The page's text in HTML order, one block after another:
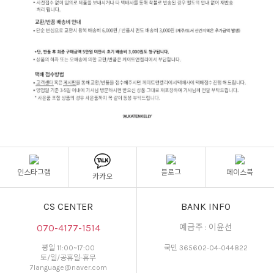
인스타그램
카카오
블로그 페이스북
CS CENTER
070-4177-1514
평일 11:00~17:00
토/일/공휴일-휴무
7language@naver.com
BANK INFO
예금주 : 이윤선
국민 365602-04-044822